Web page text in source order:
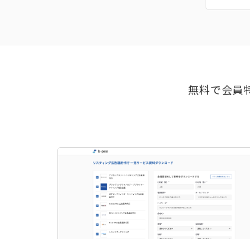
無料で会員